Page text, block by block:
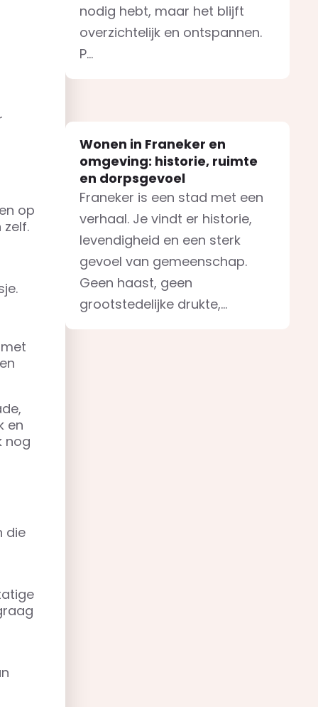
op
en
nog
die
nodig hebt, maar het blijft
overzichtelijk en ontspannen.
P...
Wonen in Franeker en
omgeving: historie, ruimte
en dorpsgevoel
Franeker is een stad met een
verhaal. Je vindt er historie,
levendigheid en een sterk
gevoel van gemeenschap.
Geen haast, geen
grootstedelijke drukte,...